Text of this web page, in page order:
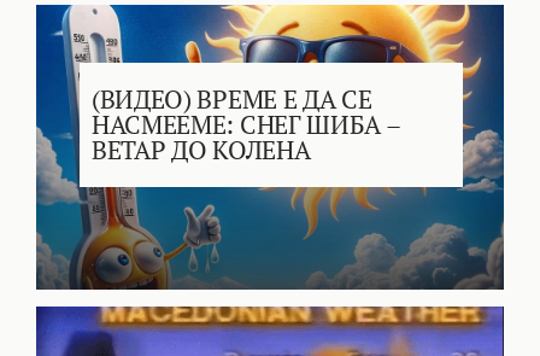
(ВИДЕО) ВРЕМЕ Е ДА СЕ
НАСМЕЕМЕ: СНЕГ ШИБА –
ВЕТАР ДО КОЛЕНА